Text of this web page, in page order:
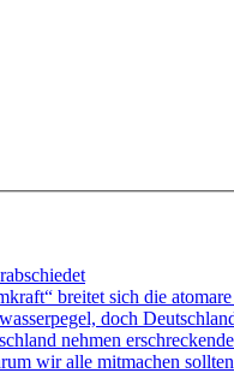
breitet sich die
doch
nehmen
wir alle mitmachen sollten